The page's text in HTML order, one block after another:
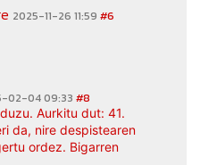
2025-11-26 11:59 #6
02-04 09:33 #8
Aurkitu dut: 41.
da, nire despistearen
ordez. Bigarren